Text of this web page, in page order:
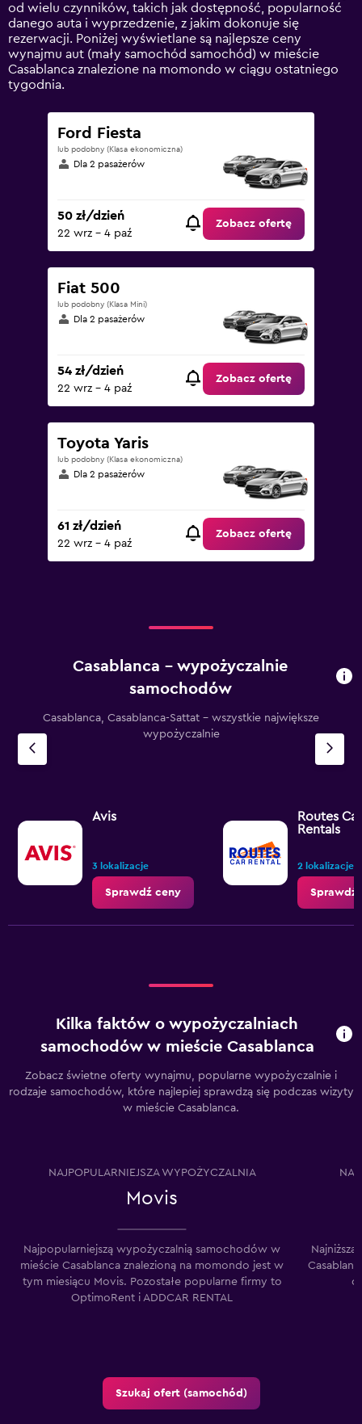
values.
Range:
0
to
300.
od wielu czynników, takich jak dostępność, popularność
danego auta i wyprzedzenie, z jakim dokonuje się
rezerwacji. Poniżej wyświetlane są najlepsze ceny
wynajmu aut (mały samochód samochód) w mieście
Casablanca znalezione na momondo w ciągu ostatniego
tygodnia.
Ford Fiesta
lub podobny (Klasa ekonomiczna)
Dla 2 pasażerów
50 zł/dzień
22 wrz - 4 paź
Zobacz ofertę
Fiat 500
lub podobny (Klasa Mini)
Dla 2 pasażerów
54 zł/dzień
22 wrz - 4 paź
Zobacz ofertę
Toyota Yaris
lub podobny (Klasa ekonomiczna)
Dla 2 pasażerów
61 zł/dzień
22 wrz - 4 paź
Zobacz ofertę
Casablanca – wypożyczalnie
samochodów
Casablanca, Casablanca-Sattat - wszystkie największe
wypożyczalnie
Avis
3 lokalizacje
Sprawdź ceny
Routes
Rentals
2 lokalizacje
Sprawdź
Kilka faktów o wypożyczalniach
samochodów w mieście Casablanca
Zobacz świetne oferty wynajmu, popularne wypożyczalnie i
rodzaje samochodów, które najlepiej sprawdzą się podczas wizyty
w mieście Casablanca.
NAJPOPULARNIEJSZA WYPOŻYCZALNIA
Movis
Najpopularniejszą wypożyczalnią samochodów w
mieście Casablanca znalezioną na momondo jest w
tym miesiącu Movis. Pozostałe popularne firmy to
OptimoRent i ADDCAR RENTAL
Szukaj ofert (samochód)